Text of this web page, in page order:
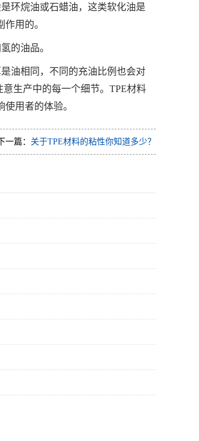
环烷油或石蜡油，这类软化油是
用的。
的油品。
油相同，不同的充油比例也会对
生产中的每一个细节。TPE材料
用者的体验。
下一篇： 关于TPE材料的粘性你知道多少？